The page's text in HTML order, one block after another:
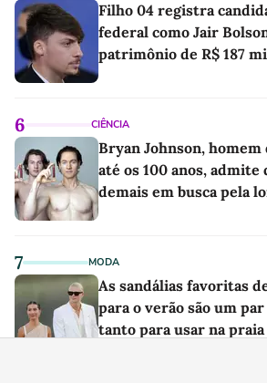
Filho 04 registra
federal como Jair
patrimônio de R$ 187
6 CIÊNCIA
Bryan Johnson,
até os 100 anos, admite
demais em busca pela
7 MODA
As sandálias favoritas
para o verão são um
tanto para usar na